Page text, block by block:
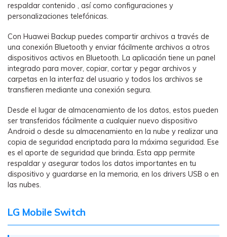
respaldar contenido , así como configuraciones y
personalizaciones telefónicas.
Con Huawei Backup puedes compartir archivos a través de
una conexión Bluetooth y enviar fácilmente archivos a otros
dispositivos activos en Bluetooth. La aplicación tiene un panel
integrado para mover, copiar, cortar y pegar archivos y
carpetas en la interfaz del usuario y todos los archivos se
transfieren mediante una conexión segura.
Desde el lugar de almacenamiento de los datos, estos pueden
ser transferidos fácilmente a cualquier nuevo dispositivo
Android o desde su almacenamiento en la nube y realizar una
copia de seguridad encriptada para la máxima seguridad. Ese
es el aporte de seguridad que brinda. Esta app permite
respaldar y asegurar todos los datos importantes en tu
dispositivo y guardarse en la memoria, en los drivers USB o en
las nubes.
LG Mobile Switch